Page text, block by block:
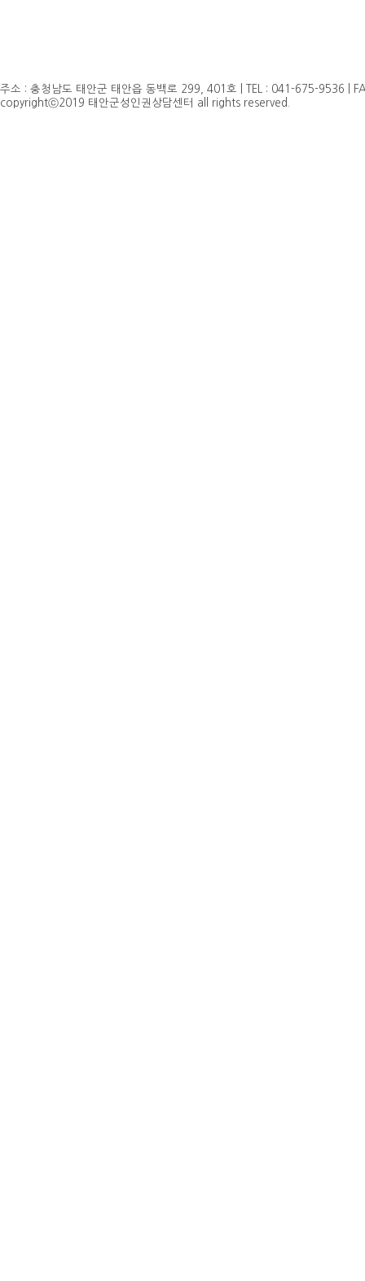
주소 : 충청남도 태안군 태안읍 동백로 299, 401호 | TEL : 041-675-9536 |
copyrightⓒ2019 태안군성인권상담센터 all rights reserved.